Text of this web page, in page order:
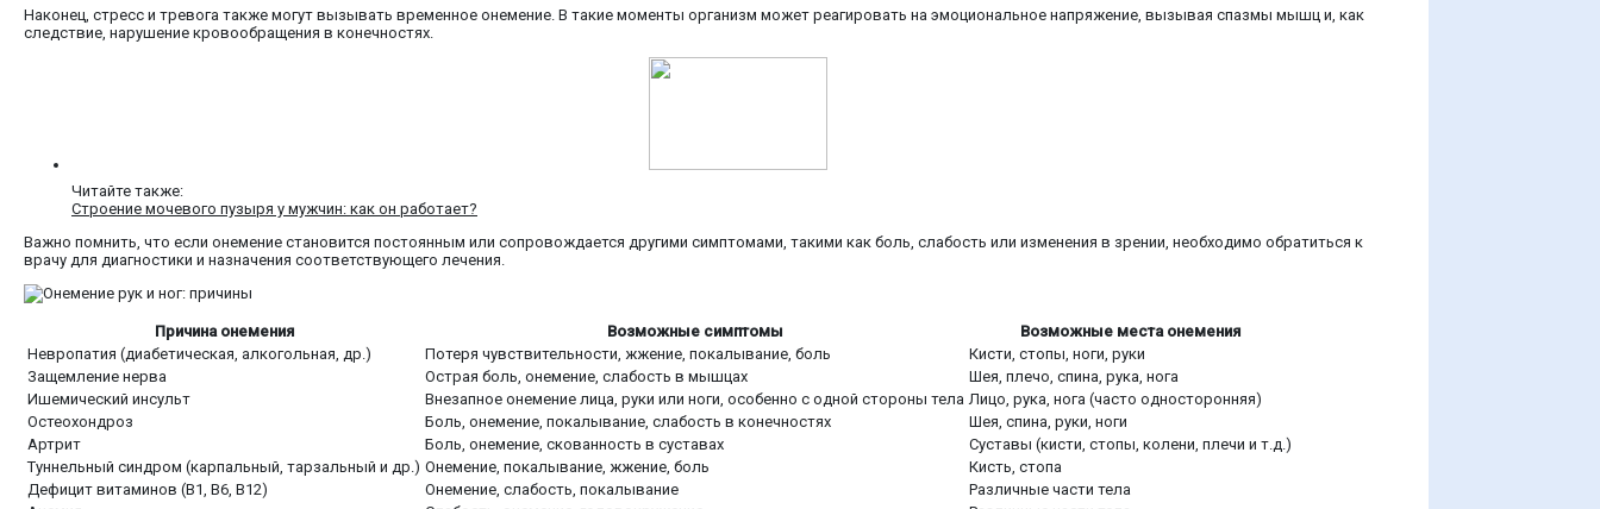
Наконец, стресс и тревога также могут вызывать временное онемение. В такие моменты организм может реагировать на эмоциональное напряжение, вызывая спазмы мышц и, как
следствие, нарушение кровообращения в конечностях.
Читайте также:
Строение мочевого пузыря у мужчин: как он работает?
Важно помнить, что если онемение становится постоянным или сопровождается другими симптомами, такими как боль, слабость или изменения в зрении, необходимо обратиться к
врачу для диагностики и назначения соответствующего лечения.
Причина онемения Возможные симптомы
Возможные места онемения
Невропатия (диабетическая, алкогольная, др.)
Потеря чувствительности, жжение, покалывание, боль
Кисти, стопы, ноги, руки
Защемление нерва
Острая боль, онемение, слабость в мышцах
Шея, плечо, спина, рука, нога
Ишемический инсульт
Внезапное онемение лица, руки или ноги, особенно с одной стороны тела Лицо, рука, нога (часто односторонняя)
Остеохондроз
Боль, онемение, покалывание, слабость в конечностях
Шея, спина, руки, ноги
Артрит
Боль, онемение, скованность в суставах
Суставы (кисти, стопы, колени, плечи и т.д.)
Туннельный синдром (карпальный, тарзальный и др.) Онемение, покалывание, жжение, боль
Кисть, стопа
Дефицит витаминов (В1, В6, В12)
Онемение, слабость, покалывание
Различные части тела